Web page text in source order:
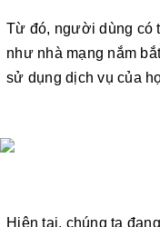
Từ đó, người dùng có
như nhà mạng nắm
sử dụng dịch vụ của
Hiện tại, chúng ta